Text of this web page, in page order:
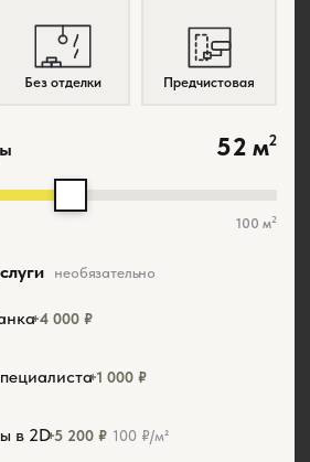
Без отделки Предчистовая
52 м2
100 м2
необязательно
+4 000 ₽
+1 000 ₽
в 2D+5 200 ₽ 100 ₽/м²